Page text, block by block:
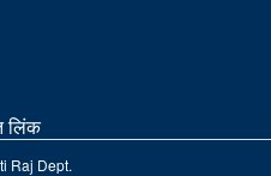
लिंक
Raj Dept.